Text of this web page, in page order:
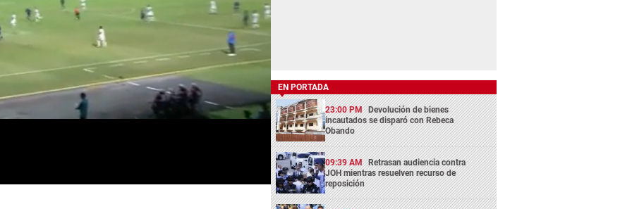
EN PORTADA
23:00 PM Devolución de bienes
incautados se disparó con Rebeca
Obando
09:39 AM Retrasan audiencia contra
JOH mientras resuelven recurso de
reposición